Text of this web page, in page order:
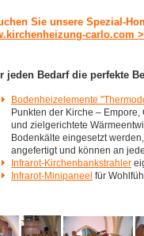
Sie unsere Spezial-
carlo.com
jeden Bedarf die perfekte
Bodenheizelemente
Punkten der Kirche –
und zielgerichtete
Bodenkälte eingesetzt
angefertigt und können an
Infrarot-Kirchenbankstrahler
Infrarot-Minipaneel für